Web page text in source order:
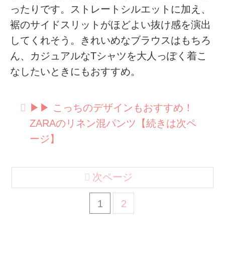
ったりです。ストレートシルエットに加え、
裾のサイドスリットがほどよい抜け感を演出
してくれそう。きれいめなブラウスはもちろ
ん、カジュアルなTシャツを大人っぽく着こ
なしたいときにもおすすめ。
▶︎▶︎ こっちのデザインもおすすめ！
ZARAのリネン混パンツ【続きは次ペ
ージ】
1 2
次ページ